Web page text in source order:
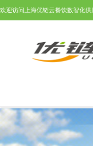
欢迎访问上海优链云餐饮数智化